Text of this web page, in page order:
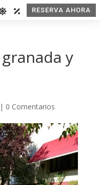
RESERVA AHORA
y
| 0 Comentarios